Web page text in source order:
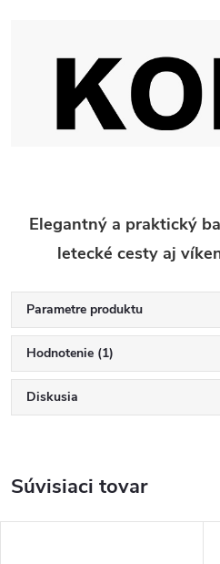
Elegantný a praktický
letecké cesty aj
Parametre produktu
Hodnotenie (1)
Diskusia
Súvisiaci tovar